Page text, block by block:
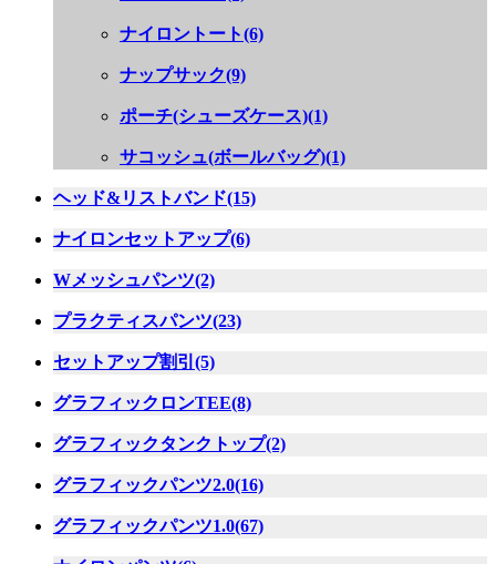
ナイロントート(6)
ナップサック(9)
ポーチ(シューズケース)(1)
サコッシュ(ボールバッグ)(1)
ヘッド&リストバンド(15)
ナイロンセットアップ(6)
Wメッシュパンツ(2)
プラクティスパンツ(23)
セットアップ割引(5)
グラフィックロンTEE(8)
グラフィックタンクトップ(2)
グラフィックパンツ2.0(16)
グラフィックパンツ1.0(67)